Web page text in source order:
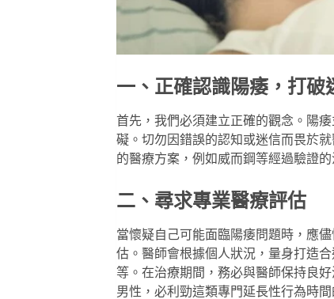
一、正確認識陽痿，打破
首先，我們必須建立正確的觀念。陽
礙。切勿因錯誤的認知或迷信而畏於
的醫療方案，例如 威而鋼等經過驗證
二、尋求專業醫療評估
當懷疑自己可能面臨陽痿問題時，應
估。醫師會根據個人狀況，量身打造
等。在治療期間，務必與醫師保持良
男性， 必利勁這類專門延長性行為時